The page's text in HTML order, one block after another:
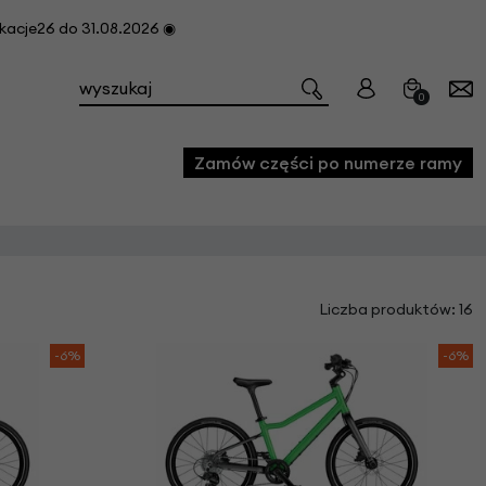
do 31.08.2026 ◉
0
i konserwacji roweru
Zamów części po numerze ramy
Liczba produktów: 16
-6% -6%